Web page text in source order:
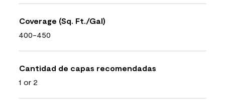
Coverage (Sq. Ft./Gal)
400-450
Cantidad de capas recomendadas
1 or 2